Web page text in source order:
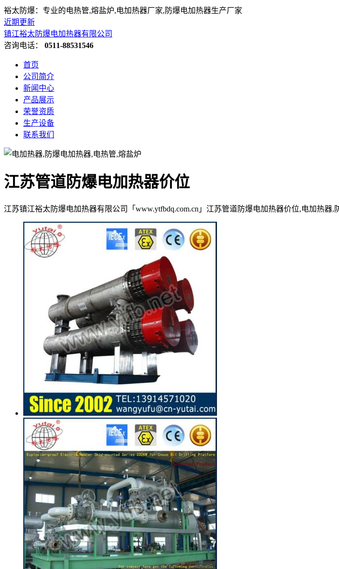
裕太防爆：专业的电热管,熔盐炉,电加热器厂家,防爆电加热器生产厂家
近期更新
镇江裕太防爆电加热器有限公司
咨询电话： 0511-88531546
首页
公司简介
新闻中心
产品展示
荣誉资质
生产设备
联系我们
江苏管道防爆电加热器价位
江苏镇江裕太防爆电加热器有限公司「www.ytfbdq.com.cn」江苏管道防爆电加热器价位,电加热